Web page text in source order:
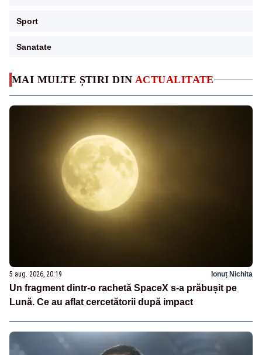
MAI MULTE ȘTIRI DIN ACTUALITATE
5 aug. 2026, 20:19 Ionuț Nichita
Un fragment dintr-o rachetă SpaceX s-a prăbușit pe
Lună. Ce au aflat cercetătorii după impact
Sport
Sanatate